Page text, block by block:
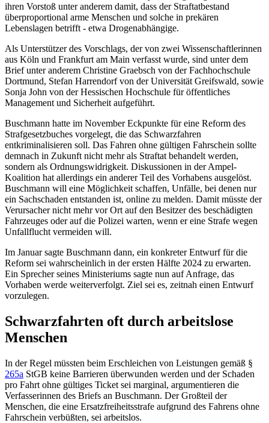
ihren Vorstoß unter anderem damit, dass der Straftatbestand
überproportional arme Menschen und solche in prekären
Lebenslagen betrifft - etwa Drogenabhängige.
Als Unterstützer des Vorschlags, der von zwei Wissenschaftlerinnen
aus Köln und Frankfurt am Main verfasst wurde, sind unter dem
Brief unter anderem Christine Graebsch von der Fachhochschule
Dortmund, Stefan Harrendorf von der Universität Greifswald, sowie
Sonja John von der Hessischen Hochschule für öffentliches
Management und Sicherheit aufgeführt.
Buschmann hatte im November Eckpunkte für eine Reform des
Strafgesetzbuches vorgelegt, die das Schwarzfahren
entkriminalisieren soll. Das Fahren ohne gültigen Fahrschein sollte
demnach in Zukunft nicht mehr als Straftat behandelt werden,
sondern als Ordnungswidrigkeit. Diskussionen in der Ampel-
Koalition hat allerdings ein anderer Teil des Vorhabens ausgelöst.
Buschmann will eine Möglichkeit schaffen, Unfälle, bei denen nur
ein Sachschaden entstanden ist, online zu melden. Damit müsste der
Verursacher nicht mehr vor Ort auf den Besitzer des beschädigten
Fahrzeuges oder auf die Polizei warten, wenn er eine Strafe wegen
Unfallflucht vermeiden will.
Im Januar sagte Buschmann dann, ein konkreter Entwurf für die
Reform sei wahrscheinlich in der ersten Hälfte 2024 zu erwarten.
Ein Sprecher seines Ministeriums sagte nun auf Anfrage, das
Vorhaben werde weiterverfolgt. Ziel sei es, zeitnah einen Entwurf
vorzulegen.
Schwarzfahrten oft durch arbeitslose
Menschen
In der Regel müssten beim Erschleichen von Leistungen gemäß §
265a StGB keine Barrieren überwunden werden und der Schaden
pro Fahrt ohne gültiges Ticket sei marginal, argumentieren die
Verfasserinnen des Briefs an Buschmann. Der Großteil der
Menschen, die eine Ersatzfreiheitsstrafe aufgrund des Fahrens ohne
Fahrschein verbüßten, sei arbeitslos.